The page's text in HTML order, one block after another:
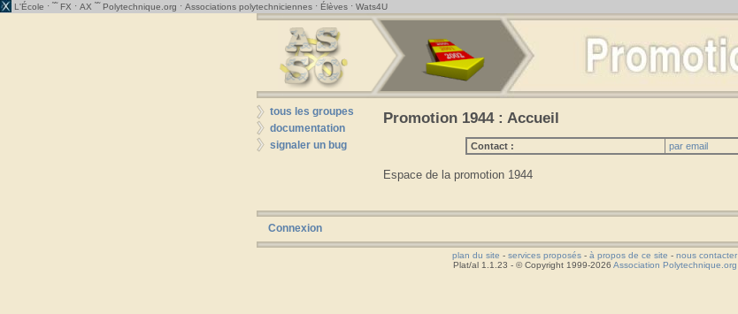
L'École · ˜˜ FX · AX ˜˜ Polytechnique.org · Associations polytechniciennes · Élèves · Wats4U
tous les groupes
documentation
signaler un bug
Promotion 1944 : Accueil
Contact : par email
Espace de la promotion 1944
Connexion
plan du site - services proposés - à propos de ce site - nous contacter
Plat/al 1.1.23 - © Copyright 1999-2026 Association Polytechnique.org